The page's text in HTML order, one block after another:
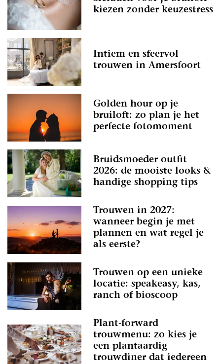
kiezen zonder keuzestress
Intiem en sfeervol
trouwen in Amersfoort
Golden hour op je
bruiloft: zo plan je het
perfecte fotomoment
Bruidsmoeder outfit
2026: de mooiste looks &
handige shopping tips
Trouwen in 2027:
wanneer begin je met
plannen en wat regel je
als eerste?
Trouwen op een unieke
locatie: speakeasy, kas,
ranch of bioscoop
Plant-forward
trouwmenu: zo kies je
een plantaardig
trouwdiner dat iedereen